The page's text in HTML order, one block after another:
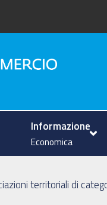
Informazione
Economica
territoriali di